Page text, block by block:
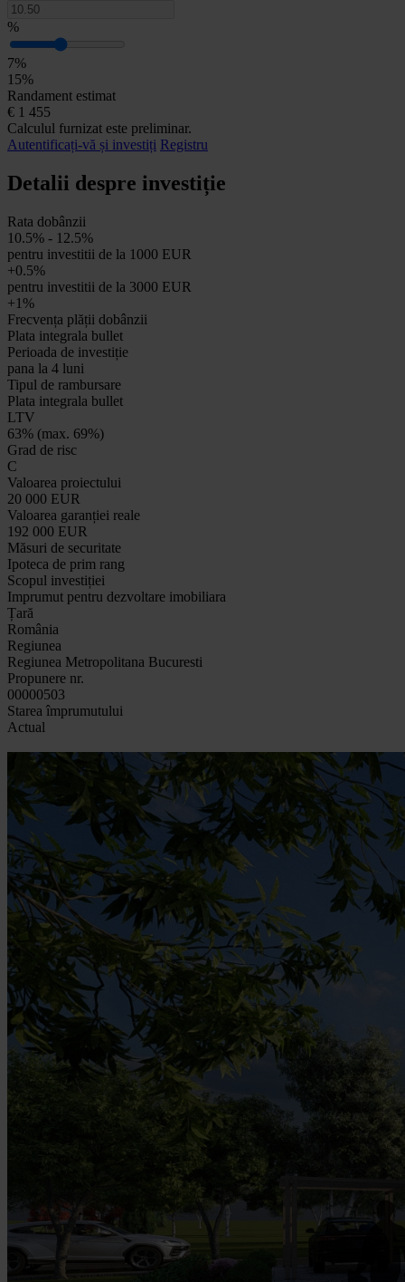
%
7%
15%
Randament estimat
€ 1 455
Calculul furnizat este preliminar.
Autentificați-vă și investiți Registru
Detalii despre investiție
Rata dobânzii
10.5% - 12.5%
pentru investitii de la 1000 EUR
+0.5%
pentru investitii de la 3000 EUR
+1%
Frecvența plății dobânzii
Plata integrala bullet
Perioada de investiție
pana la 4 luni
Tipul de rambursare
Plata integrala bullet
LTV
63% (max. 69%)
Grad de risc
C
Valoarea proiectului
20 000 EUR
Valoarea garanției reale
192 000 EUR
Măsuri de securitate
Ipoteca de prim rang
Scopul investiției
Imprumut pentru dezvoltare imobiliara
Țară
România
Regiunea
Regiunea Metropolitana Bucuresti
Propunere nr.
00000503
Starea împrumutului
Actual